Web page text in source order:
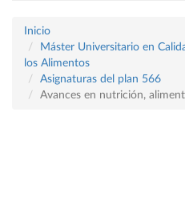
Inicio
Máster Universitario en
los Alimentos
Asignaturas del plan 566
Avances en nutrición,